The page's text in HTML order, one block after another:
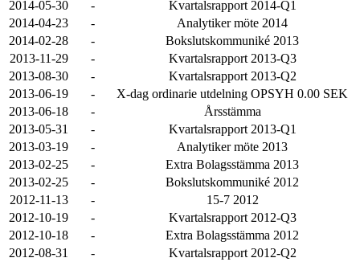
2014-05-30
-
Kvartalsrapport 2014-Q1
2014-04-23
-
Analytiker möte 2014
2014-02-28
-
Bokslutskommuniké 2013
2013-11-29
-
Kvartalsrapport 2013-Q3
2013-08-30
-
Kvartalsrapport 2013-Q2
2013-06-19
-
X-dag ordinarie utdelning OPSYH 0.00 SEK
2013-06-18
-
Årsstämma
2013-05-31
-
Kvartalsrapport 2013-Q1
2013-03-19
-
Analytiker möte 2013
2013-02-25
-
Extra Bolagsstämma 2013
2013-02-25
-
Bokslutskommuniké 2012
2012-11-13
-
15-7 2012
2012-10-19
-
Kvartalsrapport 2012-Q3
2012-10-18
-
Extra Bolagsstämma 2012
2012-08-31
-
Kvartalsrapport 2012-Q2